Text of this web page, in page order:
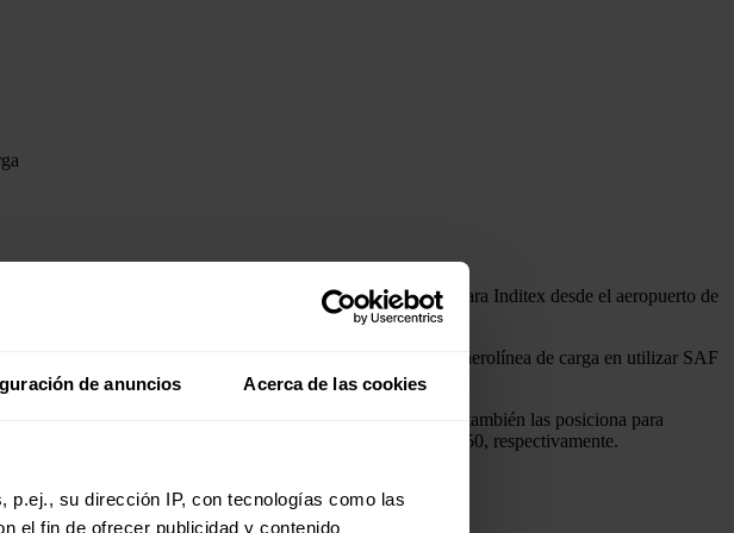
de anuncios Acerca de las cookies
p.ej., su dirección IP, con tecnologías como las
el fin de ofrecer publicidad y contenido
que esta compañía realiza para Inditex desde el aeropuerto de
en todos sus vuelos, convirtiéndose en en la primera aerolínea de carga en utilizar SAF
en un comunicado conjunto.
objetivos de reducción de la
, y que también las posiciona para
renovables en 2025, un 6% en 2030 y un 70% en 2050, respectivamente.